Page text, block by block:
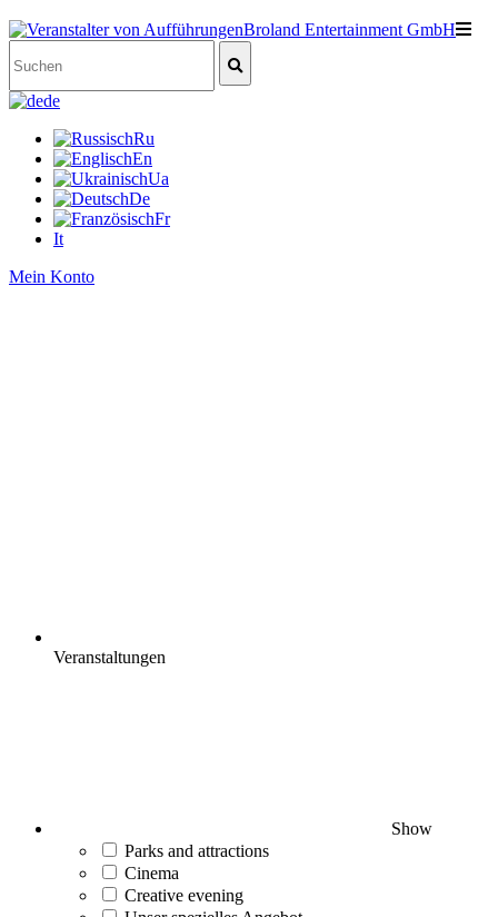
de
Ru
En
Ua
De
Fr
It
Mein Konto
Veranstaltungen
Show
Parks and attractions
Cinema
Creative evening